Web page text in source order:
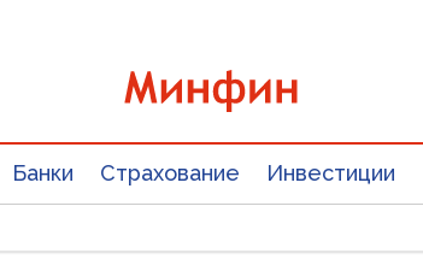
Банки Страхование Инвестиции